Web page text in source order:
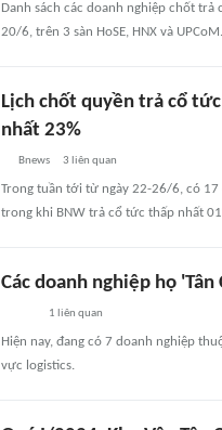
Danh sách các doanh nghiệp chốt
20/6, trên 3 sàn HoSE, HNX và UPCoM.
Lịch chốt quyền trả cổ
nhất 23%
Bnews 3 liên quan
Trong tuần tới từ ngày 22-26/6, có 17
trong khi BNW trả cổ tức thấp nhất
Các doanh nghiệp họ
1 liên quan
Hiện nay, đang có 7 doanh nghiệp
vực logistics.